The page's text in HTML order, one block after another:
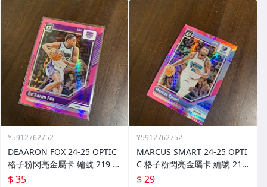
Y5912762752
DEAARON FOX 24-25 OPTIC
格子粉閃亮金屬卡 編號 219 前
後圖
$ 35
Y5912762752
MARCUS SMART 24-25 OPTI
C 格子粉閃亮金屬卡 編號 213
前後圖
$ 29